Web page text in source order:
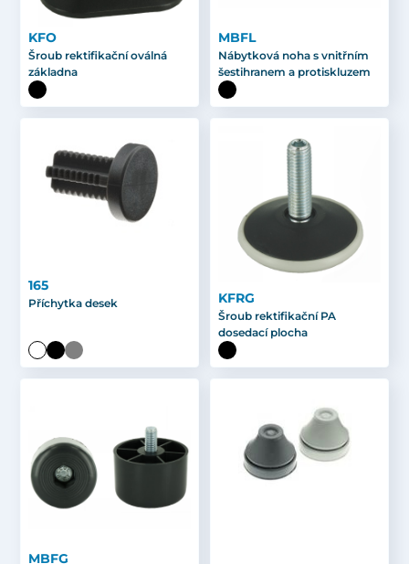
KFO
Šroub rektifikační oválná
základna
MBFL
Nábytková noha s vnitřním
šestihranem a protiskluzem
165
Příchytka desek KFRG
Šroub rektifikační PA
dosedací plocha
MBFG